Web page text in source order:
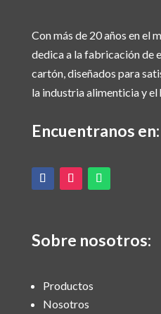
Con más de 20 años en el
dedica a la fabricación de
cartón, diseñados para
la industria alimenticia y el
Encuentranos en:
Sobre nosotros:
Productos
Nosotros